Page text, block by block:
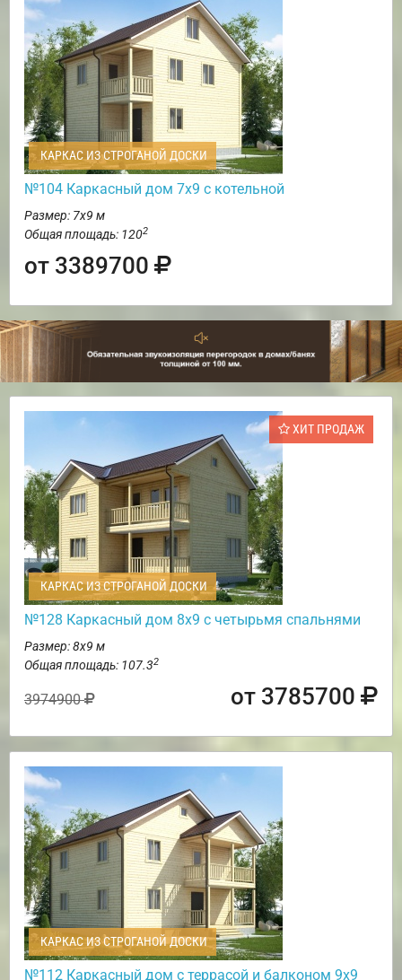
КАРКАС ИЗ СТРОГАНОЙ ДОСКИ
№104 Каркасный дом 7х9 с котельной
Размер: 7х9 м
Общая площадь: 1202
от 3389700
ХИТ ПРОДАЖ
КАРКАС ИЗ СТРОГАНОЙ ДОСКИ
№128 Каркасный дом 8х9 с четырьмя спальнями
Размер: 8х9 м
Общая площадь: 107.32
3974900 от 3785700
КАРКАС ИЗ СТРОГАНОЙ ДОСКИ
№112 Каркасный дом с террасой и балконом 9х9